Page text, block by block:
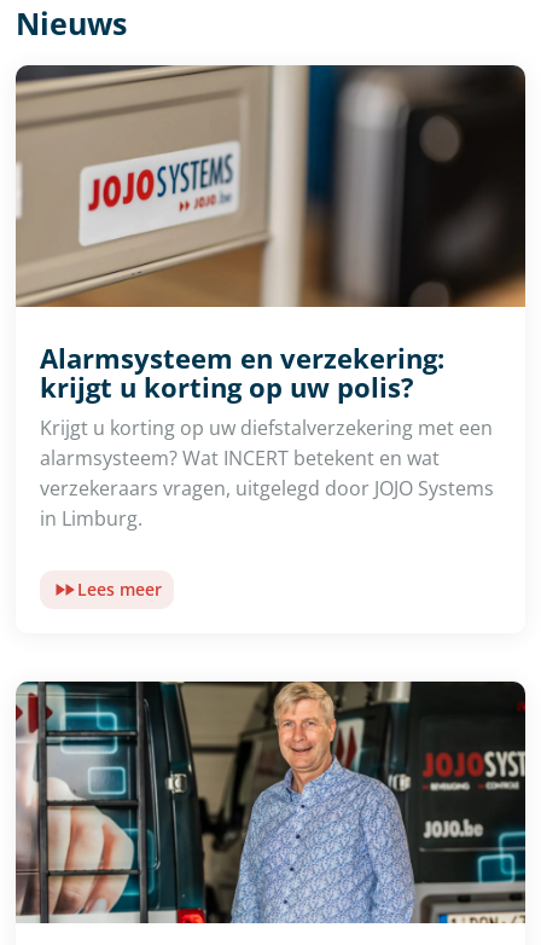
Nieuws
Alarmsysteem en verzekering:
krijgt u korting op uw polis?
Krijgt u korting op uw diefstalverzekering met een
alarmsysteem? Wat INCERT betekent en wat
verzekeraars vragen, uitgelegd door JOJO Systems
in Limburg.
Lees meer